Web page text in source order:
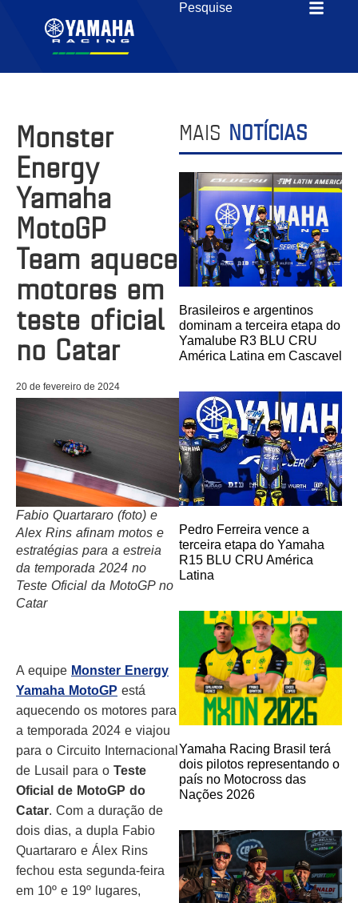
Monster
Energy
Yamaha
MotoGP
Team aquece
motores em
teste oficial
no Catar
20 de fevereiro de 2024
Fabio Quartararo (foto) e
Alex Rins afinam motos e
estratégias para a estreia
da temporada 2024 no
Teste Oficial da MotoGP no
Catar
A equipe Monster Energy
Yamaha MotoGP está
aquecendo os motores para
a temporada 2024 e viajou
para o Circuito Internacional
de Lusail para o Teste
Oficial de MotoGP do
Catar. Com a duração de
dois dias, a dupla Fabio
Quartararo e Álex Rins
fechou esta segunda-feira
em 10º e 19º lugares,
MAIS NOTÍCIAS
Brasileiros e argentinos
dominam a terceira etapa do
Yamalube R3 BLU CRU
América Latina em Cascavel
Pedro Ferreira vence a
terceira etapa do Yamaha
R15 BLU CRU América
Latina
Yamaha Racing Brasil terá
dois pilotos representando o
país no Motocross das
Nações 2026